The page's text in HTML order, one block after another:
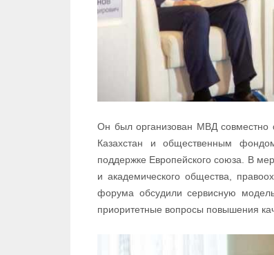
Он был организован МВД совместно
Казахстан и общественным
поддержке Европейского союза. В
и академического общества,
форума обсудили сервисную
приоритетные вопросы повышения